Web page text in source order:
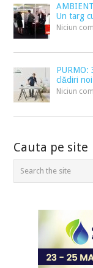
Un targ
Niciun
PURMO:
clădiri
Niciun
Cauta pe site